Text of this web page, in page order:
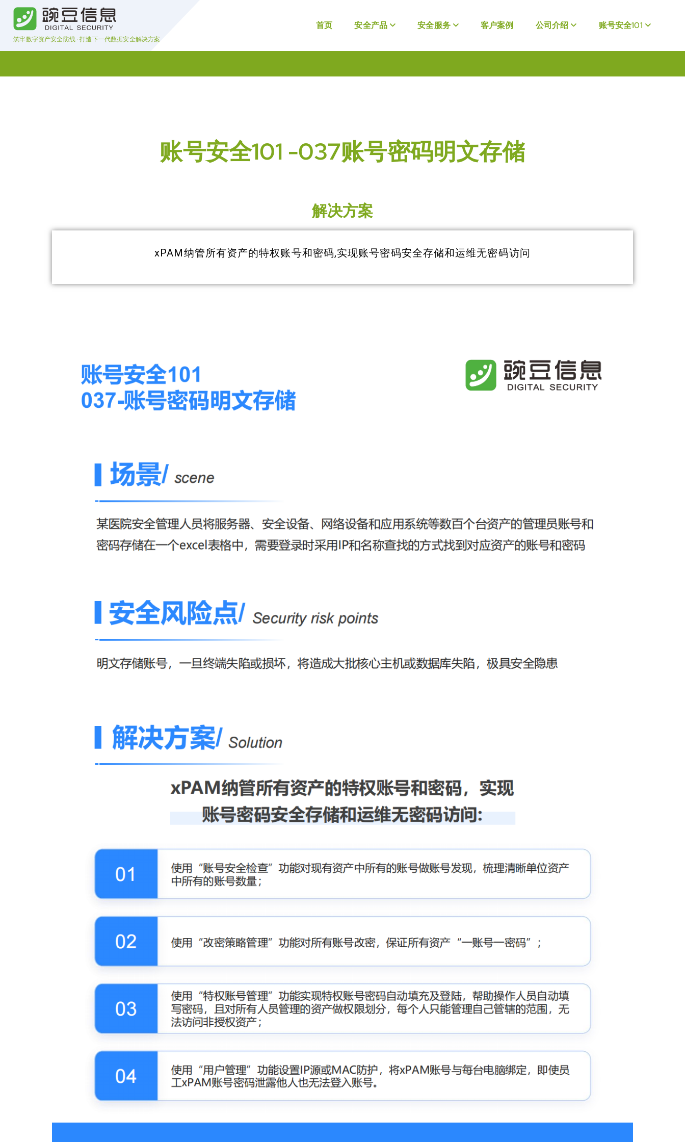
筑牢数字资产安全防线 · 打造下一代数据安全解决方案
首页 安全产品 安全服务 客户案例 公司介绍 账号安全101
账号安全101 -037账号密码明文存储
解决方案
xPAM纳管所有资产的特权账号和密码,实现账号密码安全存储和运维无密码访问